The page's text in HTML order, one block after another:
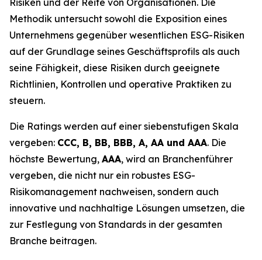
Risiken und der Reife von Organisationen. Die
Methodik untersucht sowohl die Exposition eines
Unternehmens gegenüber wesentlichen ESG-Risiken
auf der Grundlage seines Geschäftsprofils als auch
seine Fähigkeit, diese Risiken durch geeignete
Richtlinien, Kontrollen und operative Praktiken zu
steuern.
Die Ratings werden auf einer siebenstufigen Skala
vergeben: CCC, B, BB, BBB, A, AA und AAA. Die
höchste Bewertung, AAA, wird an Branchenführer
vergeben, die nicht nur ein robustes ESG-
Risikomanagement nachweisen, sondern auch
innovative und nachhaltige Lösungen umsetzen, die
zur Festlegung von Standards in der gesamten
Branche beitragen.